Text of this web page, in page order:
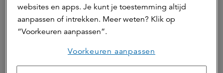
Over ASR Dutch Mobility Office Fund
Het ASR Dutch Mobility Office Fund richt zich op
kwalitatief hoogwaardige kantoren in de directe omgeving
kantorenmarkten (G5) van Nederland, zoals bijvoorbeeld
grote trein- en metrostations en Schiphol. Deze locaties
websites en apps. Je kunt je toestemming altijd
aanpassen of intrekken. Meer weten? Klik op
“Voorkeuren aanpassen”.
Voorkeuren aanpassen